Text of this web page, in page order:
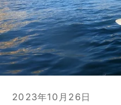
2023年10月26日